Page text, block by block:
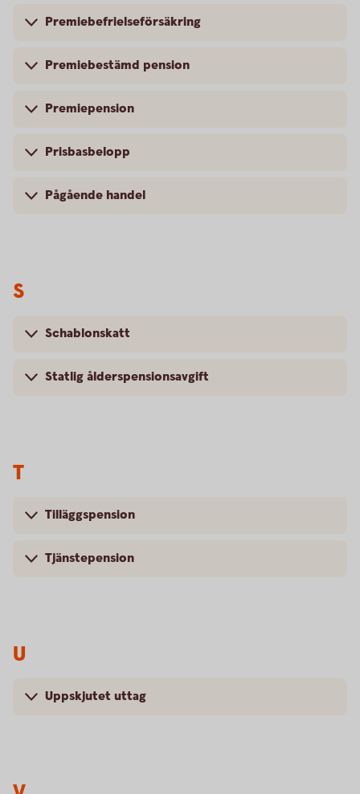
Premiebefrielseförsäkring
Premiebestämd pension
Premiepension
Prisbasbelopp
Pågående handel
S
Schablonskatt
Statlig ålderspensionsavgift
T
Tilläggspension
Tjänstepension
U
Uppskjutet uttag